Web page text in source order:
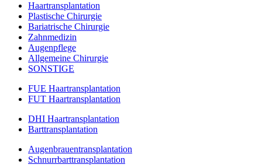
Haartransplantation
Plastische Chirurgie
Bariatrische Chirurgie
Zahnmedizin
Augenpflege
Allgemeine Chirurgie
SONSTIGE
FUE Haartransplantation
FUT Haartransplantation
DHI Haartransplantation
Barttransplantation
Augenbrauentransplantation
Schnurrbarttransplantation